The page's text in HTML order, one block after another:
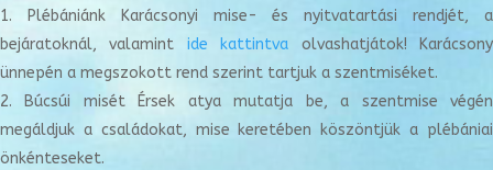
Plébániánk Karácsonyi mise- és nyitvatartási rendjét, a
bejáratoknál, valamint ide kattintva olvashatjátok! Karácsony
ünnepén a megszokott rend szerint tartjuk a szentmiséket.
Búcsúi misét Érsek atya mutatja be, a szentmise végén
megáldjuk a családokat, mise keretében köszöntjük a plébániai
önkénteseket.